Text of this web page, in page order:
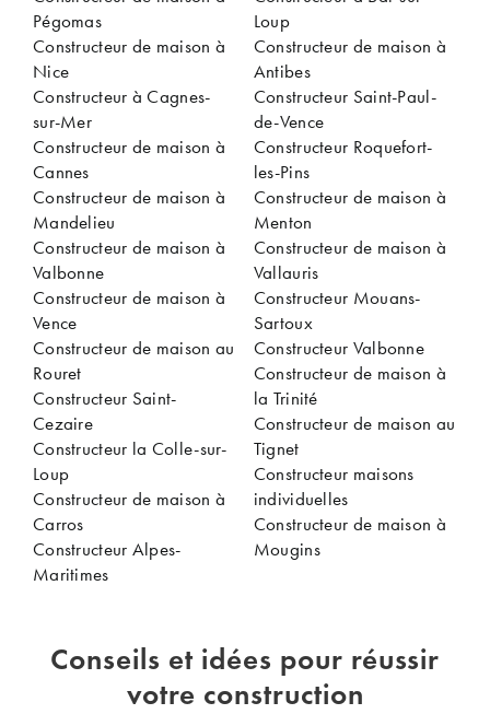
Pégomas
Constructeur de maison à
Nice
Constructeur à Cagnes-
sur-Mer
Constructeur de maison à
Cannes
Constructeur de maison à
Mandelieu
Constructeur de maison à
Valbonne
Constructeur de maison à
Vence
Constructeur de maison au
Rouret
Constructeur Saint-
Cezaire
Constructeur la Colle-sur-
Loup
Constructeur de maison à
Carros
Constructeur Alpes-
Maritimes
Loup
Constructeur de maison à
Antibes
Constructeur Saint-Paul-
de-Vence
Constructeur Roquefort-
les-Pins
Constructeur de maison à
Menton
Constructeur de maison à
Vallauris
Constructeur Mouans-
Sartoux
Constructeur Valbonne
Constructeur de maison à
la Trinité
Constructeur de maison au
Tignet
Constructeur maisons
individuelles
Constructeur de maison à
Mougins
Conseils et idées pour réussir
votre construction